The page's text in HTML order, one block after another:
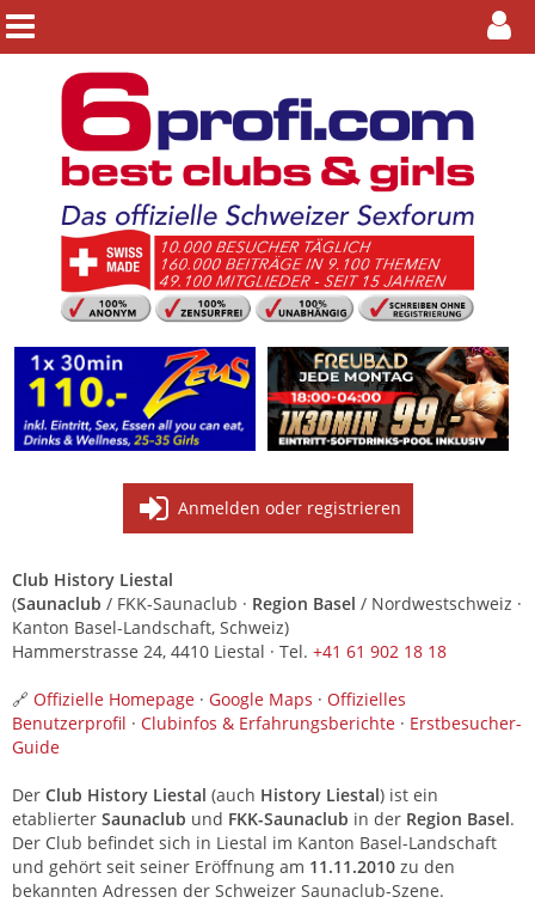
Anmelden oder registrieren
Club History Liestal
(Saunaclub / FKK-Saunaclub · Region Basel / Nordwestschweiz ·
Kanton Basel-Landschaft, Schweiz)
Hammerstrasse 24, 4410 Liestal · Tel. +41 61 902 18 18
🔗 Offizielle Homepage · Google Maps · Offizielles
Benutzerprofil · Clubinfos & Erfahrungsberichte · Erstbesucher-
Guide
Der Club History Liestal (auch History Liestal) ist ein
etablierter Saunaclub und FKK-Saunaclub in der Region Basel.
Der Club befindet sich in Liestal im Kanton Basel-Landschaft
und gehört seit seiner Eröffnung am 11.11.2010 zu den
bekannten Adressen der Schweizer Saunaclub-Szene.